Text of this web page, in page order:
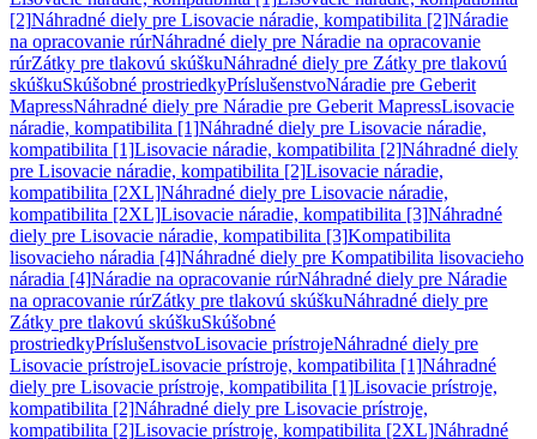
[2]Náhradné diely pre Lisovacie náradie, kompatibilita [2]Náradie
na opracovanie rúrNáhradné diely pre Náradie na opracovanie
rúrZátky pre tlakovú skúškuNáhradné diely pre Zátky pre tlakovú
skúškuSkúšobné prostriedkyPríslušenstvoNáradie pre Geberit
MapressNáhradné diely pre Náradie pre Geberit MapressLisovacie
náradie, kompatibilita [1]Náhradné diely pre Lisovacie náradie,
kompatibilita [1]Lisovacie náradie, kompatibilita [2]Náhradné diely
pre Lisovacie náradie, kompatibilita [2]Lisovacie náradie,
kompatibilita [2XL]Náhradné diely pre Lisovacie náradie,
kompatibilita [2XL]Lisovacie náradie, kompatibilita [3]Náhradné
diely pre Lisovacie náradie, kompatibilita [3]Kompatibilita
lisovacieho náradia [4]Náhradné diely pre Kompatibilita lisovacieho
náradia [4]Náradie na opracovanie rúrNáhradné diely pre Náradie
na opracovanie rúrZátky pre tlakovú skúškuNáhradné diely pre
Zátky pre tlakovú skúškuSkúšobné
prostriedkyPríslušenstvoLisovacie prístrojeNáhradné diely pre
Lisovacie prístrojeLisovacie prístroje, kompatibilita [1]Náhradné
diely pre Lisovacie prístroje, kompatibilita [1]Lisovacie prístroje,
kompatibilita [2]Náhradné diely pre Lisovacie prístroje,
kompatibilita [2]Lisovacie prístroje, kompatibilita [2XL]Náhradné